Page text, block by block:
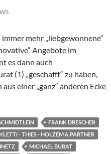
mehr „liebgewonnene“
Angebote im
es dann auch
(1) „geschafft“ zu haben,
einer „ganz“ anderen Ecke
FRANK DRESCHER
- THIES - HOLZEM & PARTNER
MICHAEL BURAT